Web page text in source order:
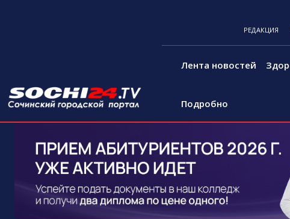
РЕДАКЦИЯ
Лента новостей
Подробно